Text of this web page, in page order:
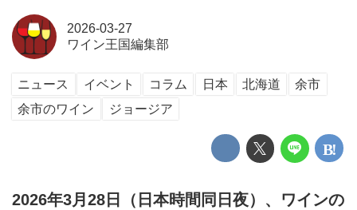
2026-03-27
ワイン王国編集部
ニュース イベント コラム 日本 北海道
余市
余市のワイン
ジョージア
2026年3月28日（日本時間同日夜）、ワインの